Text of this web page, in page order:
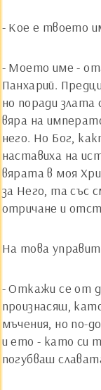
- Кое е твоето
- Моето име -
Панхарий.
но поради злата
вяра на
него. Но Бог,
наставиха на
вярата в моя
за Него, та със
отричане и
На това
- Откажи се от
произнасяш,
мъчения, но по-
и ето - като си
погубваш